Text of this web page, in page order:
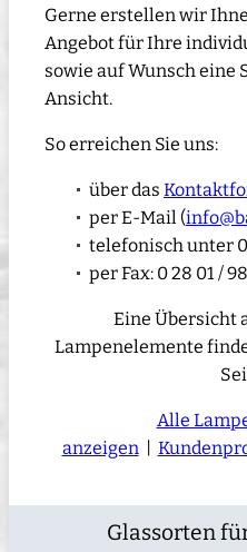
Gerne erstellen wir
Angebot für Ihre
sowie auf Wunsch eine
Ansicht.
So erreichen Sie uns:
über das
per E-Mail (
telefonisch unter 0
per Fax: 0 28 01 /
Eine Übersicht
Lampenelemente
Alle
anzeigen|
Glassorten